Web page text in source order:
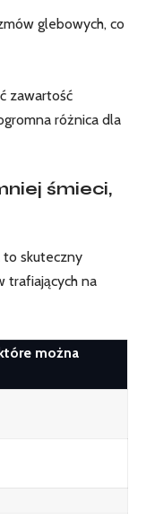
glebowych, co
zawartość
różnica dla
śmieci,
to skuteczny
trafiających na
można